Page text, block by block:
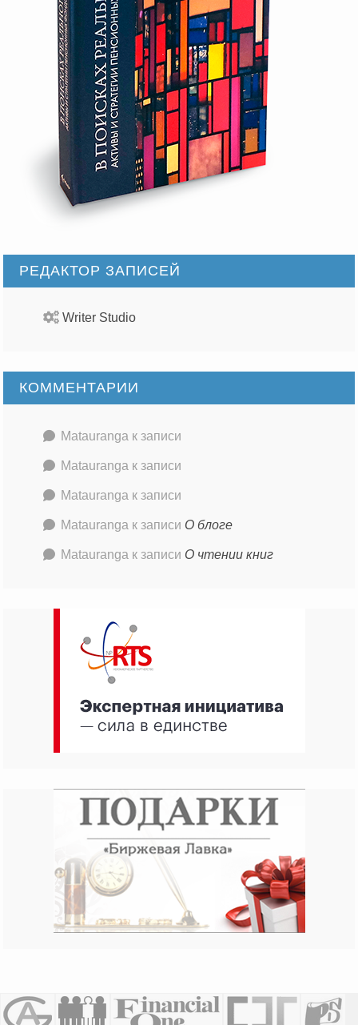
РЕДАКТОР ЗАПИСЕЙ
Writer Studio
КОММЕНТАРИИ
Matauranga к записи
Matauranga к записи
Matauranga к записи
Matauranga к записи О блоге
Matauranga к записи О чтении книг